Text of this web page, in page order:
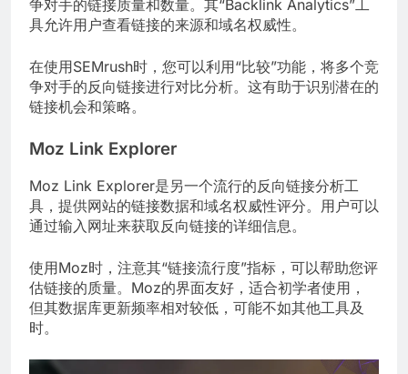
争对手的链接质量和数量。其“Backlink Analytics”工
具允许用户查看链接的来源和域名权威性。
在使用SEMrush时，您可以利用“比较”功能，将多个竞
争对手的反向链接进行对比分析。这有助于识别潜在的
链接机会和策略。
Moz Link Explorer
Moz Link Explorer是另一个流行的反向链接分析工
具，提供网站的链接数据和域名权威性评分。用户可以
通过输入网址来获取反向链接的详细信息。
使用Moz时，注意其“链接流行度”指标，可以帮助您评
估链接的质量。Moz的界面友好，适合初学者使用，
但其数据库更新频率相对较低，可能不如其他工具及
时。